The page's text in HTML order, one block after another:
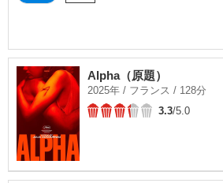
Alpha（原題）
2025年 / フランス / 128分
3.3/5.0